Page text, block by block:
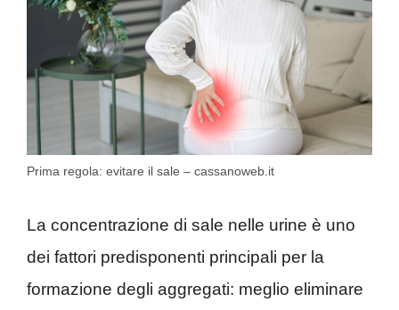
Prima regola: evitare il sale – cassanoweb.it
La concentrazione di sale nelle urine è uno
dei fattori predisponenti principali per la
formazione degli aggregati: meglio eliminare